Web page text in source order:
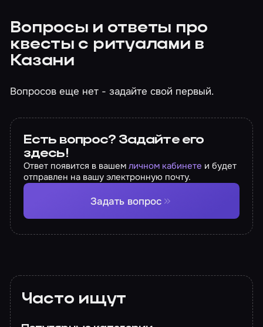
Вопросы и ответы про
квесты с ритуалами в
Казани
Вопросов еще нет - задайте свой первый.
Есть вопрос? Задайте его
здесь!
Ответ появится в вашем личном кабинете и будет
отправлен на вашу электронную почту.
Задать вопрос
Часто ищут